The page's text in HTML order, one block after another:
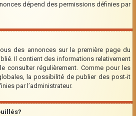
dépend des permissions définies par
des annonces sur la première page du
Il contient des informations relativement
consulter régulièrement. Comme pour les
la possibilité de publier des post-it
par l’administrateur.